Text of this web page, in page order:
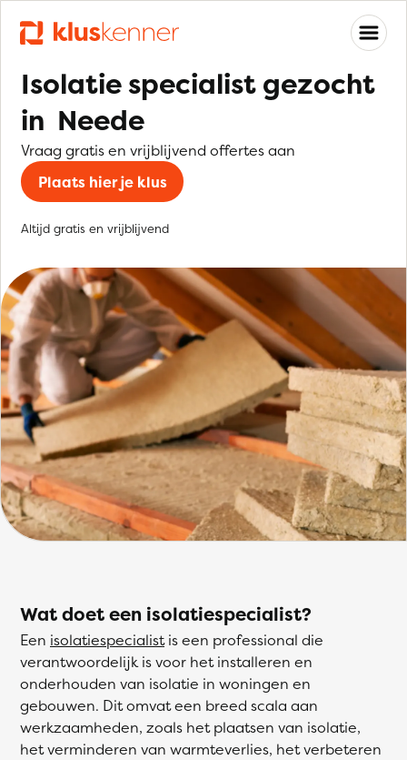
Isolatie specialist gezocht
in Neede
Vraag gratis en vrijblijvend offertes aan
Plaats hier je klus
Altijd gratis en vrijblijvend
Wat doet een isolatiespecialist?
Een isolatiespecialistis een professional die
verantwoordelijk is voor het installeren en
onderhouden van isolatie in woningen en
gebouwen. Dit omvat een breed scala aan
werkzaamheden, zoals het plaatsen van isolatie,
het verminderen van warmteverlies, het verbeteren